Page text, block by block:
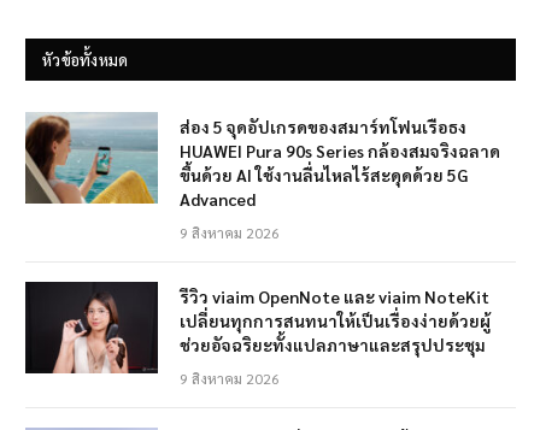
หัวข้อทั้งหมด
ส่อง 5 จุดอัปเกรดของสมาร์ทโฟนเรือธง
HUAWEI Pura 90s Series กล้องสมจริงฉลาด
ขึ้นด้วย AI ใช้งานลื่นไหลไร้สะดุดด้วย 5G
Advanced
9 สิงหาคม 2026
รีวิว viaim OpenNote และ viaim NoteKit
เปลี่ยนทุกการสนทนาให้เป็นเรื่องง่ายด้วยผู้
ช่วยอัจฉริยะทั้งแปลภาษาและสรุปประชุม
9 สิงหาคม 2026